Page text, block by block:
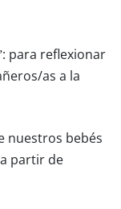
: para reflexionar
as a la
nuestros bebés
partir de